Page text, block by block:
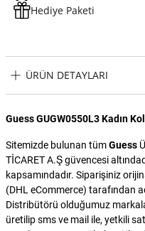
Hediye Paketi
ÜRÜN DETAYLARI
Guess GUGW0550L3 Kadın
Sitemizde bulunan tümGuess
TİCARET A.Ş güvencesi
kapsamındadır. Siparişiniz
(DHL eCommerce) tarafından
Distribütörü olduğumuz
üretilip sms ve mail ile, yetkili